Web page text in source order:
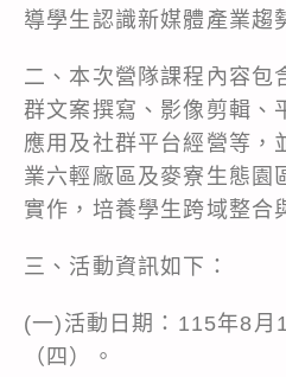
導學生認識新媒體產業趨
二、本次營隊課程內容包
群文案撰寫、影像剪輯、
應用及社群平台經營等，
業六輕廠區及麥寮生態園
實作，培養學生跨域整合
三、活動資訊如下：
(一)活動日期：115年8月
（四）。